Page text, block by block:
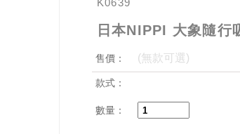
K0639
日本NIPPI 大象隨行
售價： (無款可選)
款式：
數量：